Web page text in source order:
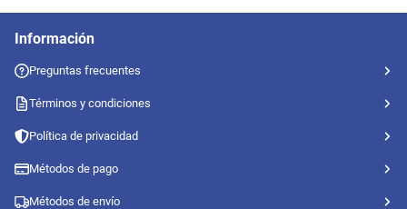
Información
Preguntas frecuentes
Términos y condiciones
Política de privacidad
Métodos de pago
Métodos de envío